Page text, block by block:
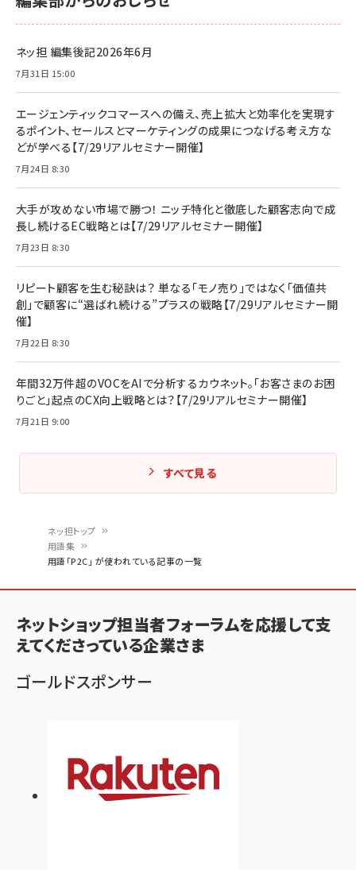
ン
く
ず
ネッ担トップ
用語集
用語「P2C」 が使われている記事の一覧
ネッ担 編集後記2026年6月
7月31日 15:00
エージェンティックコマースへの備え、売上拡大と効率化を実現す
るポイント、セールスとマーケティングの成果につなげる考え方な
どが学べる【7/29リアルセミナー開催】
7月24日 8:30
大手が攻めない市場で勝つ！ ニッチ特化と徹底した顧客志向で成
長し続けるEC戦略とは【7/29リアルセミナー開催】
7月23日 8:30
リピート顧客を生む秘訣は？ 単なる「モノ売り」ではなく「価値共
創」で顧客に“選ばれ続ける”プラスの戦略【7/29リアルセミナー開
催】
7月22日 8:30
年間32万件超のVOCをAIで分析するカウネット。「お客さまのお困
りごと」起点のCX向上戦略とは？【7/29リアルセミナー開催】
7月21日 9:00
すべて見る
ネットショップ担当者フォーラムを応援して支
えてくださっている企業さま
ゴールドスポンサー